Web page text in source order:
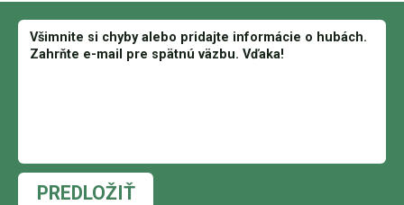
PREDLOŽIŤ